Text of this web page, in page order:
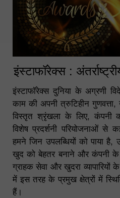
इंस्टाफॉरेक्स :
इंस्टाफॉरेक्स दुनिया के अग्रणी
काम की अपनी त्रुटिहीन
विस्तृत श्रृंखला के लिए, कंपनी
विशेष प्रदर्शनी परियोजनाओं से
हमने जिन उपलब्धियों को पाया है,
खुद को बेहतर बनाने और कंपनी के
ग्राहक सेवा और खुदरा
में इस तरह के प्रमुख क्षेत्रों में
हैं।